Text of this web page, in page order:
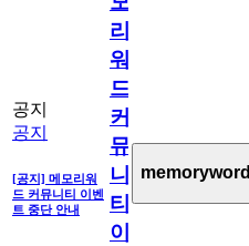
공지
공지
[공지] 메모리워
드 커뮤니티 이벤
트 중단 안내
리
워
드
커
뮤
니
티
이
memoryword